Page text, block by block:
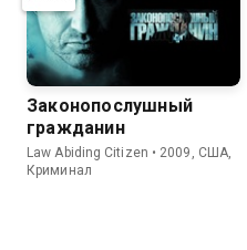
Законопослушный
гражданин
Law Abiding Citizen • 2009, США,
Криминал